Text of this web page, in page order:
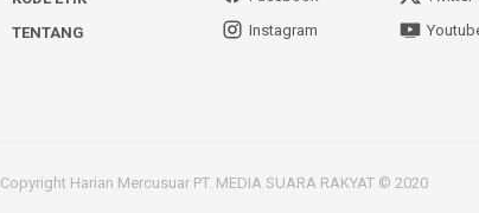
TENTANG
Instagram
Copyright Harian Mercusuar PT. MEDIA SUARA RAKYAT © 2020